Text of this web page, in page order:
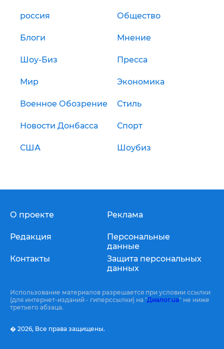
россия Общество
Блоги Мнение
Шоу-Биз Пресса
Мир Экономика
Военное Обозрение Стиль
Новости Донбасса Спорт
США Шоубиз
О проекте
Редакция
Контакты
Реклама
Персональные
данные
Защита персональных
данных
Использование материалов разрешается при условии ссылки
(для интернет-изданий - гиперссылки) на "Диалог.ua" не ниже
третьего абзаца.
� 2026, Все права защищены.